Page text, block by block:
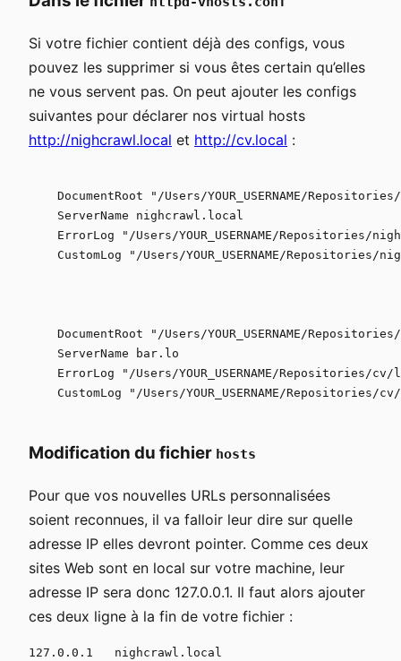
Si votre fichier contient déjà des configs, vous
pouvez les supprimer si vous êtes certain qu’elles
ne vous servent pas. On peut ajouter les configs
suivantes pour déclarer nos virtual hosts
http://nighcrawl.local et http://cv.local :
DocumentRoot "/Users/YOUR_USERNAME/
    ServerName nighcrawl.local
ErrorLog "/Users/YOUR_USERNAME/Repositories/
CustomLog "/Users/YOUR_USERNAME/Repositories/
DocumentRoot "/Users/YOUR_USERNAME/
    ServerName bar.lo
ErrorLog "/Users/YOUR_USERNAME/Repositories/cv/
CustomLog "/Users/YOUR_USERNAME/Repositories/
Modification du fichier hosts
Pour que vos nouvelles URLs personnalisées
soient reconnues, il va falloir leur dire sur quelle
adresse IP elles devront pointer. Comme ces deux
sites Web sont en local sur votre machine, leur
adresse IP sera donc 127.0.0.1. Il faut alors ajouter
ces deux ligne à la fin de votre fichier :
127.0.0.1   nighcrawl.local